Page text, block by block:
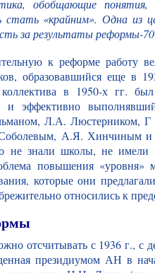
обобщающие
стать «крайним». Одна
за результаты реформы-
к реформе работу
образовавшийся еще в
в 1950-х гг.
и эффективно
Л.А. Люстерником,
А.Я. Хинчиным и
не знали школы, не имели
повышения «уровня»
которые они
относились к
отсчитывать с 1936 г., с
президиумом АН в